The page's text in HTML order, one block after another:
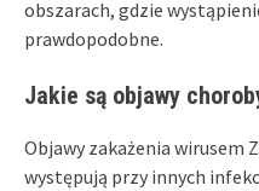
obszarach, gdzie
prawdopodobne.
Jakie są objawy
Objawy zakażenia wirusem
występują przy innych